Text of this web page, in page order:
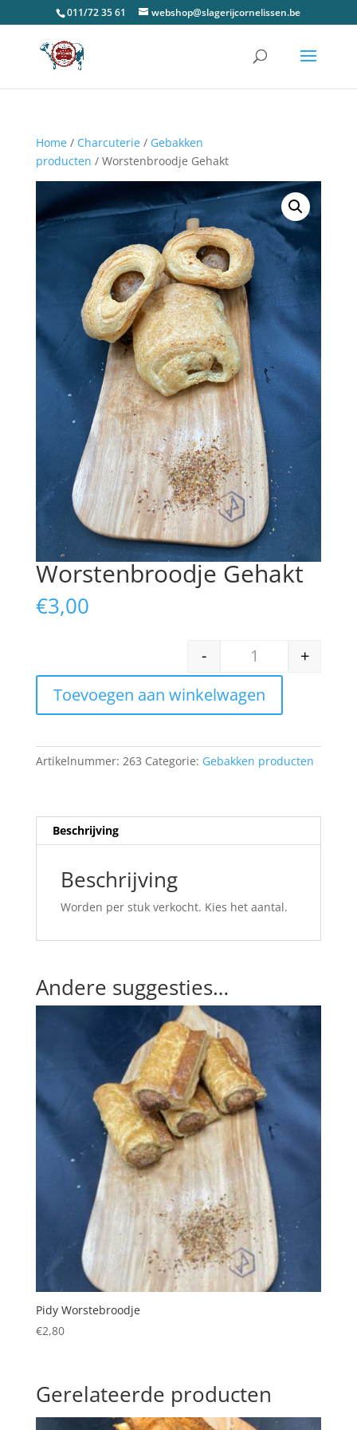
011/72 35 61 webshop@slagerijcornelissen.be
Home/ Charcuterie/ Gebakken
producten / Worstenbroodje Gehakt
Worstenbroodje Gehakt
€3,00
Worstenbroodje
-
+
Toevoegen aan winkelwagen
Artikelnummer: 263 Categorie: Gebakken producten
Beschrijving
Beschrijving
Worden per stuk verkocht. Kies het aantal.
Andere suggesties…
Pidy Worstebroodje
€2,80
Gerelateerde producten